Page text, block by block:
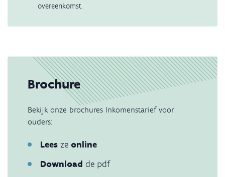
overeenkomst.
Brochure
Bekijk onze brochures Inkomenstarief voor
ouders:
Lees ze online
Download de pdf